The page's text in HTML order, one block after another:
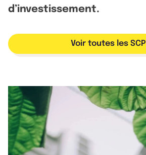
d’investissement.
Voir toutes les SCPI